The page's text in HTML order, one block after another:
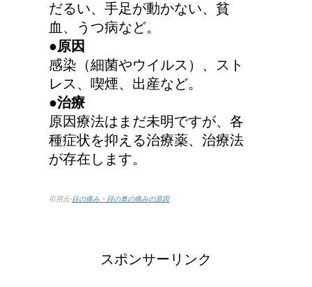
だるい、手足が動かない、貧
血、うつ病など。
●原因
感染（細菌やウイルス）、スト
レス、喫煙、出産など。
●治療
原因療法はまだ未明ですが、各
種症状を抑える治療薬、治療法
が存在します。
引用元-目の痛み・目の奥の痛みの原因
スポンサーリンク